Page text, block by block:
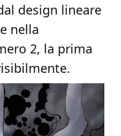
design lineare
nella
2, la prima